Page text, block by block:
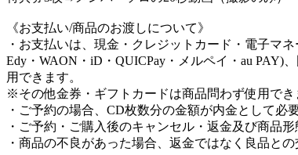
《お支払い/商品のお渡しについて》
・お支払いは、現金・クレジットカード・電子マ
Edy・WAON・iD・QUICPay・メルペイ・au PAY)
用できます。
※その他金券・ギフトカードは商品問わず使用で
・ご予約の場合、CD枚数分の金額が内金として必要
・ご予約・ご購入後のキャンセル・返金及び商品
・商品の不良があった場合、返金ではなく良品との